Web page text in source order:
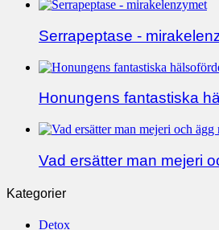
Serrapeptase -
Honungens fantastiska
Vad ersätter man mejeri
Kategorier
Detox